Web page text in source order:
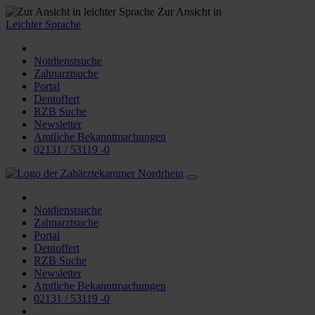
Zur Ansicht in
Leichter Sprache
Notdienstsuche
Zahnarztsuche
Portal
Dentoffert
RZB Suche
Newsletter
Amtliche Bekanntmachungen
02131 / 53119 -0
Notdienstsuche
Zahnarztsuche
Portal
Dentoffert
RZB Suche
Newsletter
Amtliche Bekanntmachungen
02131 / 53119 -0